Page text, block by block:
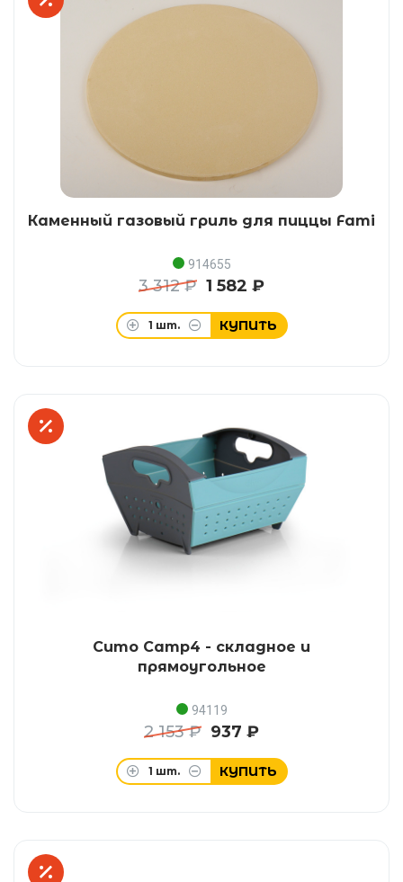
Каменный газовый гриль для пиццы Fami
914655
3 312 ₽ 1 582 ₽
1 шт. КУПИТЬ
Сито Camp4 - складное и
прямоугольное
94119
2 153 ₽ 937 ₽
1 шт. КУПИТЬ